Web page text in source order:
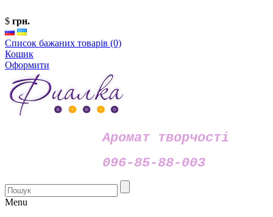
$ грн.
Список бажаних товарів (0)
Кошик
Оформити
Аромат творчості
096-85-88-003
Menu